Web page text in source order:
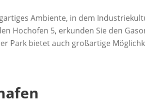
Ambiente, in dem
Hochofen 5, erkunden Sie den
Park bietet auch großartige